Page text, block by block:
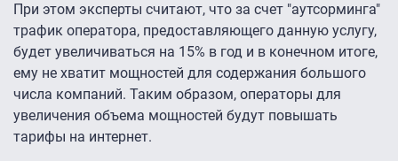
При этом эксперты считают, что за счет "аутсорминга"
трафик оператора, предоставляющего данную услугу,
будет увеличиваться на 15% в год и в конечном итоге,
ему не хватит мощностей для содержания большого
числа компаний. Таким образом, операторы для
увеличения объема мощностей будут повышать
тарифы на интернет.